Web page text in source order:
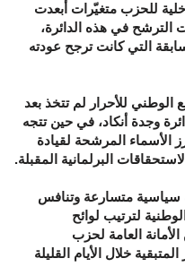
للحزب متغيّرات أبعدت
الترشح في هذه الدائرة،
التي كانت ترجح عودته
الوطني للأحرار لم تتخذ بعد
وجدة أنكاد، في حين تتجه
الأسماء المرشحة لقيادة
البرلمانية المقبلة.
سياسية متسارعة وتنافس
لترتيب لوائح
العامة لحزب
خلال الأيام القليلة